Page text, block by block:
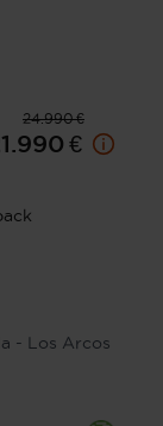
24.990 €
€
- Los Arcos